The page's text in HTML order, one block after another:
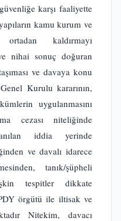
karşı faaliyette
kamu kurum ve
ortadan kaldırmayı
nihai sonuç doğuran
ve davaya konu
Kurulu kararının,
uygulanmasını
cezası niteliğinde
anılan iddia yerinde
ve davalı idarece
tanık/şüpheli
tespitler dikkate
PDY örgütü ile iltisak ve
Nitekim, davacı